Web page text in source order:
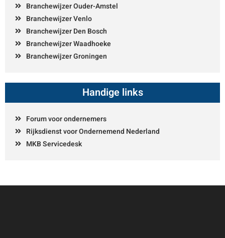
Branchewijzer Ouder-Amstel
Branchewijzer Venlo
Branchewijzer Den Bosch
Branchewijzer Waadhoeke
Branchewijzer Groningen
Handige links
Forum voor ondernemers
Rijksdienst voor Ondernemend Nederland
MKB Servicedesk